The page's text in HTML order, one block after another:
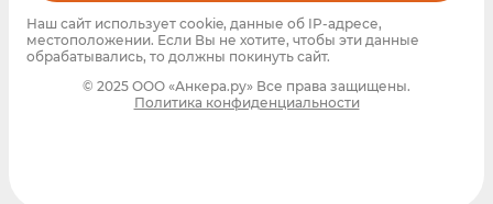
Наш сайт использует cookie, данные об IP-адресе,
местоположении. Если Вы не хотите, чтобы эти данные
обрабатывались, то должны покинуть сайт.
© 2025 ООО «Анкера.ру» Все права защищены.
Политика конфиденциальности